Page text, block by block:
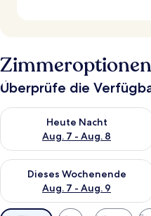
Zimmeroptionen
Überprüfe die
Heute Nacht
Aug. 7 - Aug. 8
Überprüfe die Verfügbarkeit
Dieses Wochenende
Aug. 7 - Aug. 9
Überprüfe die Verfügbarkeit